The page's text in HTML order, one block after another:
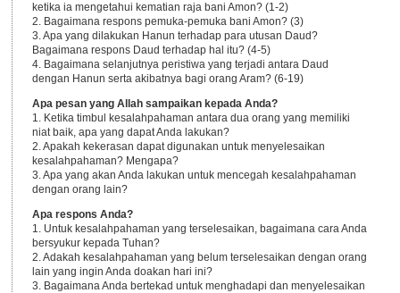
ketika ia mengetahui kematian raja bani Amon? (1-2)
2. Bagaimana respons pemuka-pemuka bani Amon? (3)
3. Apa yang dilakukan Hanun terhadap para utusan Daud?
Bagaimana respons Daud terhadap hal itu? (4-5)
4. Bagaimana selanjutnya peristiwa yang terjadi antara Daud
dengan Hanun serta akibatnya bagi orang Aram? (6-19)
Apa pesan yang Allah sampaikan kepada Anda?
1. Ketika timbul kesalahpahaman antara dua orang yang memiliki
niat baik, apa yang dapat Anda lakukan?
2. Apakah kekerasan dapat digunakan untuk menyelesaikan
kesalahpahaman? Mengapa?
3. Apa yang akan Anda lakukan untuk mencegah kesalahpahaman
dengan orang lain?
Apa respons Anda?
1. Untuk kesalahpahaman yang terselesaikan, bagaimana cara Anda
bersyukur kepada Tuhan?
2. Adakah kesalahpahaman yang belum terselesaikan dengan orang
lain yang ingin Anda doakan hari ini?
3. Bagaimana Anda bertekad untuk menghadapi dan menyelesaikan